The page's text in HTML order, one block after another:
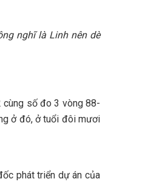
nghĩ là Linh nên dè
cùng số đo 3 vòng 88-
ở đó, ở tuổi đôi mươi
phát triển dự án của